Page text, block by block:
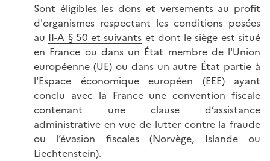
Sont éligibles les dons et versements au profit
d'organismes respectant les conditions posées
au II-A § 50 et suivants et dont le siège est situé
en France ou dans un État membre de l'Union
européenne (UE) ou dans un autre État partie à
l'Espace économique européen (EEE) ayant
conclu avec la France une convention fiscale
contenant une clause d’assistance
administrative en vue de lutter contre la fraude
ou l’évasion fiscales (Norvège, Islande ou
Liechtenstein).